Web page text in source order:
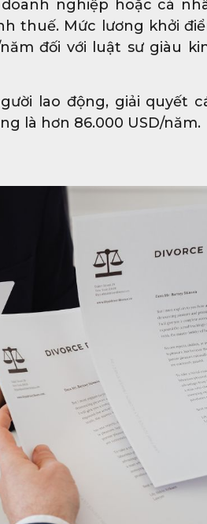
nghiệp hoặc cá
thuế. Mức lương khởi
đối với luật sư giàu
lao động, giải quyết
là hơn 86.000 USD/năm.